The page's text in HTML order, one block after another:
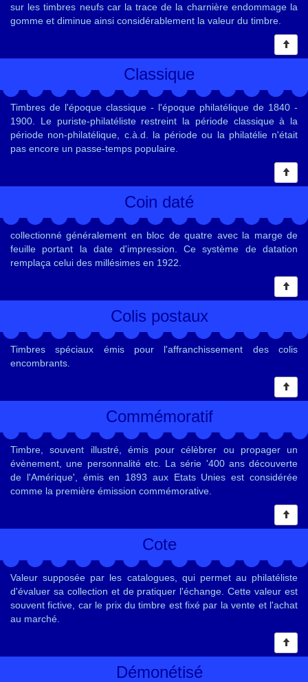
sur les timbres neufs car la trace de la charnière endommage la
gomme et diminue ainsi considérablement la valeur du timbre.
Classique
Timbres de l'époque classique - l'époque philatélique de 1840 -
1900. Le puriste-philatéliste restreint la période classique à la
période non-philatélique, c.à.d. la période ou la philatélie n'était
pas encore un passe-temps populaire.
Coin daté
collectionné généralement en bloc de quatre avec la marge de
feuille portant la date d'impression. Ce système de datation
remplaça celui des millésimes en 1922.
Colis postaux
Timbres spéciaux émis pour l'affranchissement des colis
encombrants.
Commémoratif
Timbre, souvent illustré, émis pour célèbrer ou propager un
évènement, une personnalité etc. La série '400 ans découverte
de l'Amérique', émis en 1893 aux Etats Unies est considérée
comme la première émission commémorative.
Cote
Valeur supposée par les catalogues, qui permet au philatéliste
d'évaluer sa collection et de pratiquer l'échange. Cette valeur est
souvent fictive, car le prix du timbre est fixé par la vente et l'achat
au marché.
Démonétisé